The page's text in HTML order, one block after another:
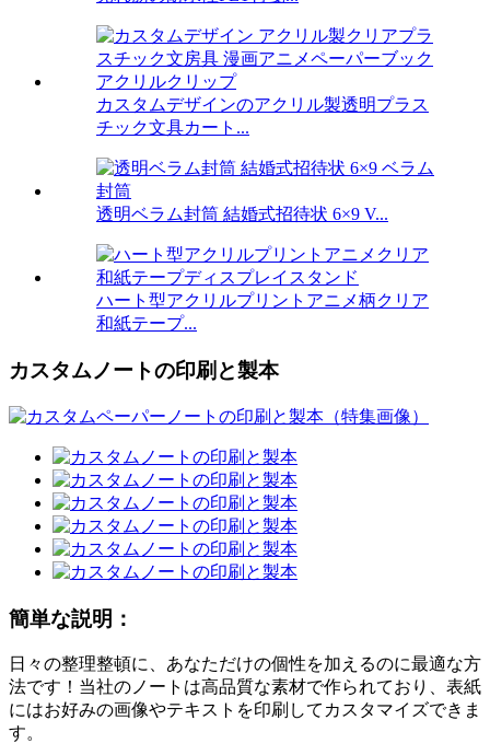
カスタムデザインのアクリル製透明プラス
チック文具カート...
透明ベラム封筒 結婚式招待状 6×9 V...
ハート型アクリルプリントアニメ柄クリア
和紙テープ...
カスタムノートの印刷と製本
簡単な説明：
日々の整理整頓に、あなただけの個性を加えるのに最適な方
法です！当社のノートは高品質な素材で作られており、表紙
にはお好みの画像やテキストを印刷してカスタマイズできま
す。